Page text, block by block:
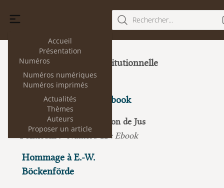
Accueil
Présentation
Numéros
Numéros numériques
Numéros imprimés
Actualités
Thèmes
Auteurs
Proposer un article
Rechercher...
Histoire constitutionnelle
(juillet 2019)
Jus Politicum n° 22 : Ebook
Jus Politicum, La rédaction de Jus
Politicum : Numéro 22 : Ebook
Hommage à E.-W.
Böckenförde